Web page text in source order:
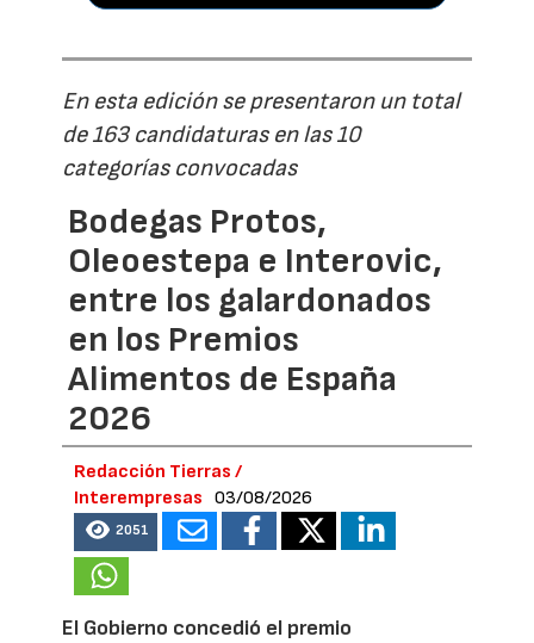
En esta edición se presentaron un total
de 163 candidaturas en las 10
categorías convocadas
Bodegas Protos,
Oleoestepa e Interovic,
entre los galardonados
en los Premios
Alimentos de España
2026
Redacción Tierras /
Interempresas
03/08/2026
2051
El Gobierno concedió el premio